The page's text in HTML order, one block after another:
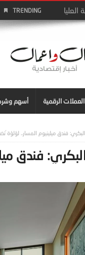
TRENDING
العملات الرقمية أسهم
فندق ميلينيوم المسار.. لؤلؤة
فندق